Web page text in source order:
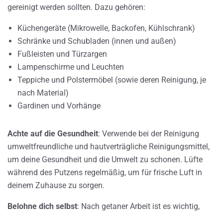
gereinigt werden sollten. Dazu gehören:
Küchengeräte (Mikrowelle, Backofen, Kühlschrank)
Schränke und Schubladen (innen und außen)
Fußleisten und Türzargen
Lampenschirme und Leuchten
Teppiche und Polstermöbel (sowie deren Reinigung, je
nach Material)
Gardinen und Vorhänge
Achte auf die Gesundheit: Verwende bei der Reinigung
umweltfreundliche und hautverträgliche Reinigungsmittel,
um deine Gesundheit und die Umwelt zu schonen. Lüfte
während des Putzens regelmäßig, um für frische Luft in
deinem Zuhause zu sorgen.
Belohne dich selbst: Nach getaner Arbeit ist es wichtig,